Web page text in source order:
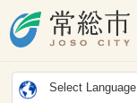
Select Language